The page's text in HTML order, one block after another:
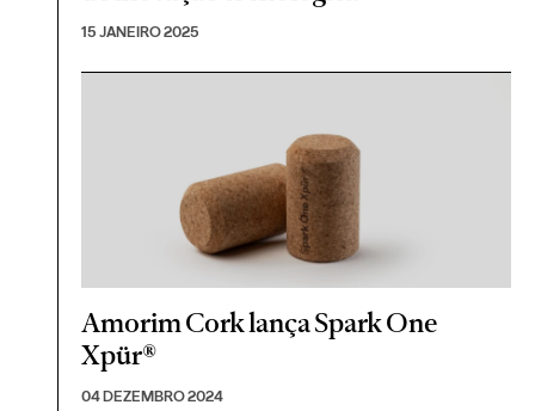
15 JANEIRO 2025
Amorim Cork lança Spark One
Xpür®
04 DEZEMBRO 2024